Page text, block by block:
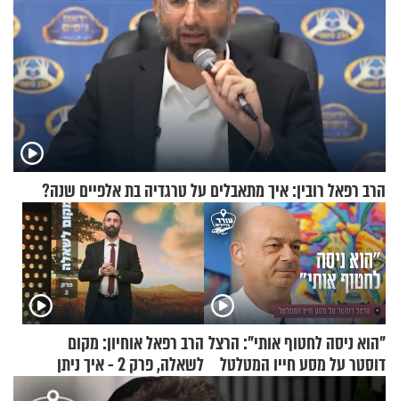
הרב רפאל רובין: איך מתאבלים על טרגדיה בת אלפיים שנה?
"הוא ניסה לחטוף אותי": הרצל
דוסטר על מסע חייו המטלטל
הרב רפאל אוחיון: מקום
לשאלה, פרק 2 - איך ניתן
להוכיח שהתורה משמיים?